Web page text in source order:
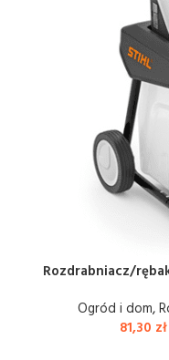
Rozdrabniacz/
Ogród i dom,
81,30 zł